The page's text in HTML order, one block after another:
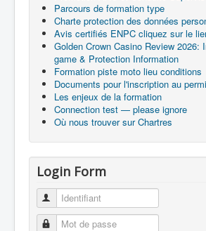
Parcours de formation type
Charte protection des données
Avis certifiés ENPC cliquez sur le
Golden Crown Casino Review 2026:
game & Protection Information
Formation piste moto lieu conditions
Documents pour l'inscription au
Les enjeux de la formation
Connection test — please ignore
Où nous trouver sur Chartres
Login Form
Identifiant
Mot de passe